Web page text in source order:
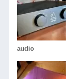
audio